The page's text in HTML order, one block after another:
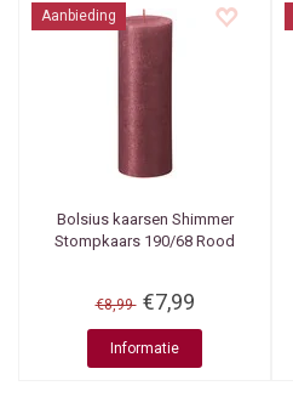
Aanbieding
Bolsius kaarsen Shimmer
Stompkaars 190/68 Rood
€8,99 €7,99
Informatie